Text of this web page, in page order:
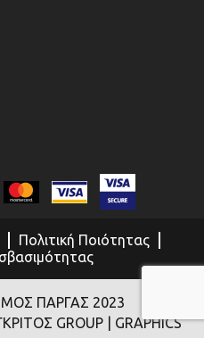
Πολιτική Ποιότητας
ΠΑΡΓΑΣ 2023
GROUP| GRAPHICS